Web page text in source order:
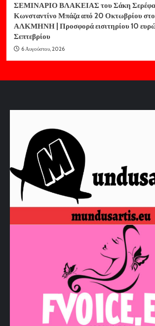
ΣΕΜΙΝΑΡΙΟ ΒΛΑΚΕΙΑΣ του Σάκη Σερέφα
Κωνσταντίνο Μπάζα από 20 Οκτωβρίου στο
ΑΛΚΜΗΝΗ | Προσφορά εισιτηρίου 10 ευρώ
Σεπτεβρίου
6 Αυγούστου, 2026